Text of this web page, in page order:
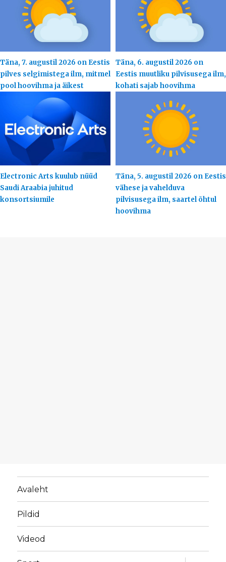
Täna, 7. augustil 2026 on Eestis
pilves selgimistega ilm, mitmel
pool hoovihma ja äikest
Täna, 6. augustil 2026 on
Eestis muutliku pilvisusega ilm,
kohati sajab hoovihma
Electronic Arts kuulub nüüd
Saudi Araabia juhitud
konsortsiumile
Täna, 5. augustil 2026 on Eestis
vähese ja vahelduva
pilvisusega ilm, saartel õhtul
hoovihma
Avaleht
Pildid
Videod